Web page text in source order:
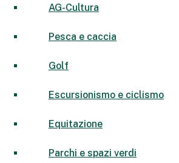
AG-Cultura
Pesca e caccia
Golf
Escursionismo e ciclismo
Equitazione
Parchi e spazi verdi